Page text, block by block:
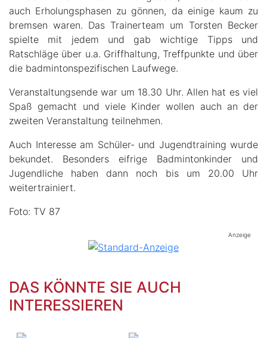
auch Erholungsphasen zu gönnen, da einige kaum zu
bremsen waren. Das Trainerteam um Torsten Becker
spielte mit jedem und gab wichtige Tipps und
Ratschläge über u.a. Griffhaltung, Treffpunkte und über
die badmintonspezifischen Laufwege.
Veranstaltungsende war um 18.30 Uhr. Allen hat es viel
Spaß gemacht und viele Kinder wollen auch an der
zweiten Veranstaltung teilnehmen.
Auch Interesse am Schüler- und Jugendtraining wurde
bekundet. Besonders eifrige Badmintonkinder und
Jugendliche haben dann noch bis um 20.00 Uhr
weitertrainiert.
Foto: TV 87
Anzeige
DAS KÖNNTE SIE AUCH
INTERESSIEREN